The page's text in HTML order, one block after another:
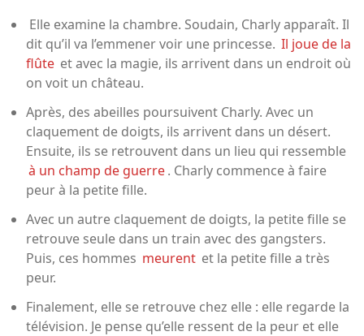
Elle examine la chambre. Soudain, Charly apparaît. Il
dit qu’il va l’emmener voir une princesse. Il joue de la
flûte et avec la magie, ils arrivent dans un endroit où
on voit un château.
Après, des abeilles poursuivent Charly. Avec un
claquement de doigts, ils arrivent dans un désert.
Ensuite, ils se retrouvent dans un lieu qui ressemble
à un champ de guerre. Charly commence à faire
peur à la petite fille.
Avec un autre claquement de doigts, la petite fille se
retrouve seule dans un train avec des gangsters.
Puis, ces hommes meurent et la petite fille a très
peur.
Finalement, elle se retrouve chez elle : elle regarde la
télévision. Je pense qu’elle ressent de la peur et elle